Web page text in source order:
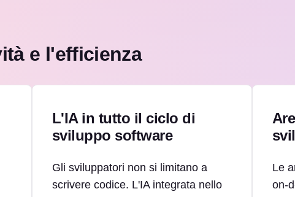
e l'efficienza
L'IA in tutto il ciclo di
sviluppo software
Gli sviluppatori non si limitano a
scrivere codice. L'IA integrata nello
Le
on-